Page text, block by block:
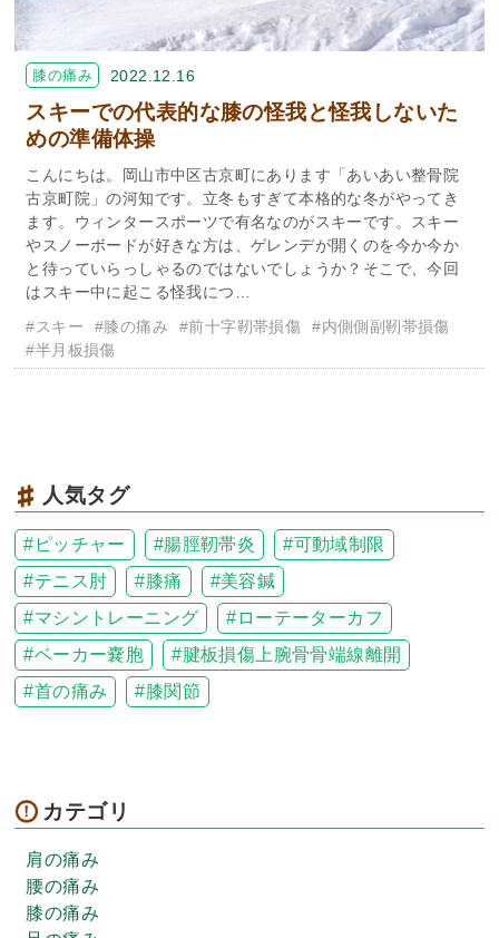
膝の痛み 2022.12.16
スキーでの代表的な膝の怪我と怪我しないた
めの準備体操
こんにちは。岡山市中区古京町にあります「あいあい整骨院
古京町院」の河知です。立冬もすぎて本格的な冬がやってき
ます。ウィンタースポーツで有名なのがスキーです。スキー
やスノーボードが好きな方は、ゲレンデが開くのを今か今か
と待っていらっしゃるのではないでしょうか？そこで、今回
はスキー中に起こる怪我につ…
#スキー
#膝の痛み #前十字靭帯損傷
#内側側副靭帯損傷
#半月板損傷
人気タグ
ピッチャー 腸脛靭帯炎
可動域制限
テニス肘
膝痛
美容鍼
マシントレーニング
ローテーターカフ
ベーカー嚢胞
腱板損傷上腕骨骨端線離開
首の痛み
膝関節
カテゴリ
肩の痛み
腰の痛み
膝の痛み